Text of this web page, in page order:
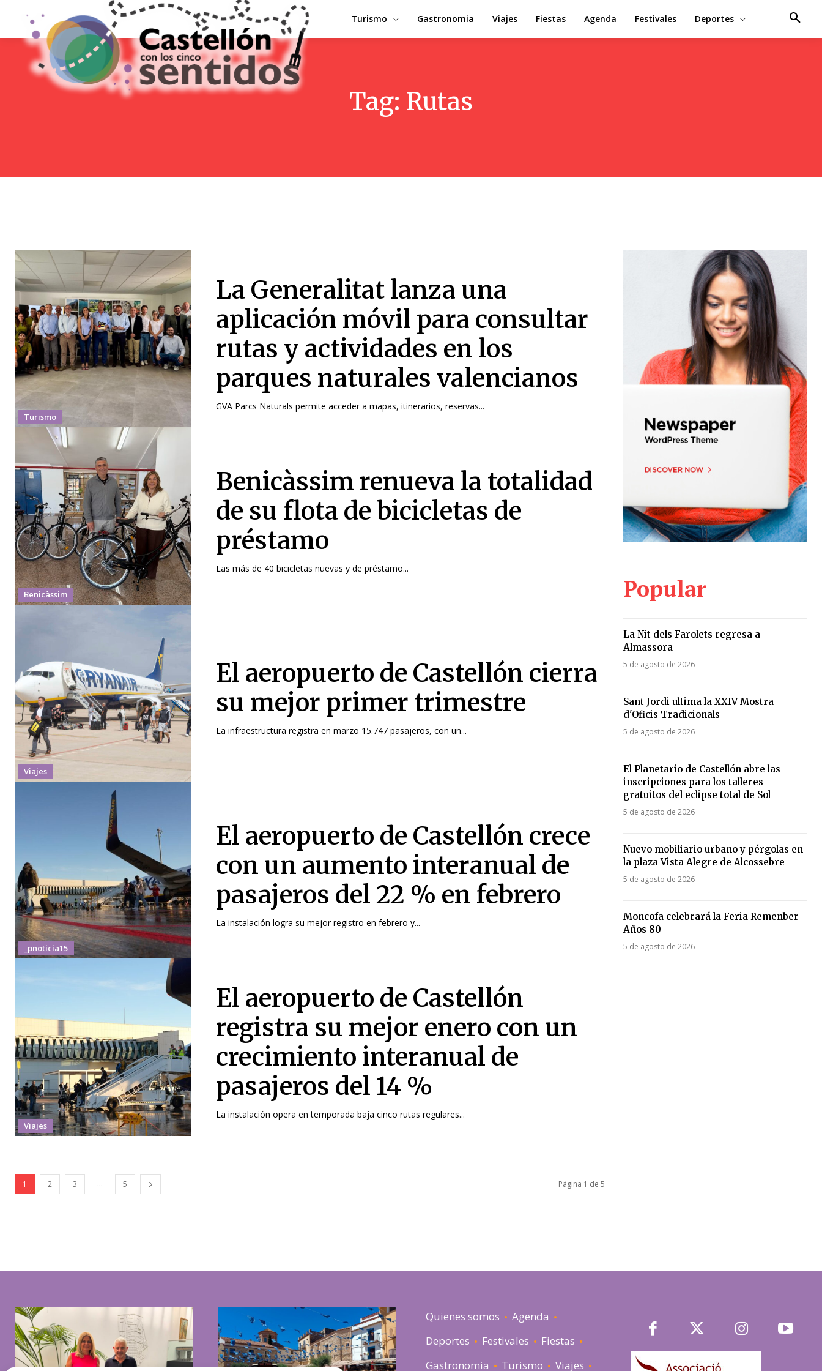
Turismo Gastronomia Viajes Fiestas Agenda Festivales Deportes
Tag: Rutas
Turismo
La Generalitat lanza una
aplicación móvil para consultar
rutas y actividades en los
parques naturales valencianos
GVA Parcs Naturals permite acceder a mapas, itinerarios, reservas...
Benicàssim
Benicàssim renueva la totalidad
de su flota de bicicletas de
préstamo
Las más de 40 bicicletas nuevas y de préstamo...
Viajes
El aeropuerto de Castellón cierra
su mejor primer trimestre
La infraestructura registra en marzo 15.747 pasajeros, con un...
_pnoticia15
El aeropuerto de Castellón crece
con un aumento interanual de
pasajeros del 22 % en febrero
La instalación logra su mejor registro en febrero y...
Viajes
El aeropuerto de Castellón
registra su mejor enero con un
crecimiento interanual de
pasajeros del 14 %
La instalación opera en temporada baja cinco rutas regulares...
1 2 3 ... 5 Página 1 de 5
Popular
La Nit dels Farolets regresa a
Almassora
5 de agosto de 2026
Sant Jordi ultima la XXIV Mostra
d'Oficis Tradicionals
5 de agosto de 2026
El Planetario de Castellón abre las
inscripciones para los talleres
gratuitos del eclipse total de Sol
5 de agosto de 2026
Nuevo mobiliario urbano y pérgolas en
la plaza Vista Alegre de Alcossebre
5 de agosto de 2026
Moncofa celebrará la Feria Remenber
Años 80
5 de agosto de 2026
Quienes somos
Agenda
Deportes
Festivales
Fiestas
Gastronomia
Turismo Viajes